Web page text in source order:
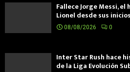
Fallece Jorge Messi, el
Lionel desde sus inicios
08/08/2026 0
Inter Star Rush hace
de la Liga Evolución